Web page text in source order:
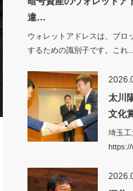
違…
ウォレットアドレスは、ブロ
するための識別子です。これ…
太川
文化
埼玉工
https://